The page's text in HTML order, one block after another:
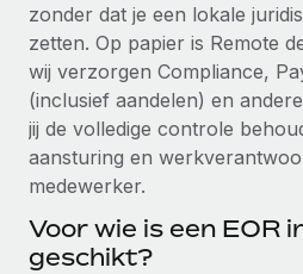
Blijf compliance-risico's voor
Apparaatbeheer
Lever en track wereldwijd IT-
Entiteiten oprichten
Stel snel compliant entiteiten
Mobiliteit en overplaatsing
Plaats werknemers moeiteloos
Weaviate in één oogopslag
AI-first infrastructuur. De missie
Meer informatie
De strategische
beheer
Reverse Tech in een oogopslag
BLOG
Global Payroll
EOR en PEO
Contractor Management
Belastingen
Naar de blog
zonder dat je een lokale
zetten. Op papier is Remote
wij verzorgen Compliance,
(inclusief aandelen) en
jij de volledige controle
aansturing en
medewerker.
Voor wie is een EOR
geschikt?